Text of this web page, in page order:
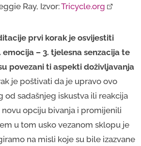
Ray, Izvor:Tricycle.org
prvi korak je osvijestiti
emocija – 3. tjelesna senzacija te
povezani ti aspekti doživljavanja
je poštivati da je upravo ovo
od sadašnjeg iskustva ili reakcija
opciju bivanja i promijenili
u tom usko vezanom sklopu je
na misli koje su bile izazvane